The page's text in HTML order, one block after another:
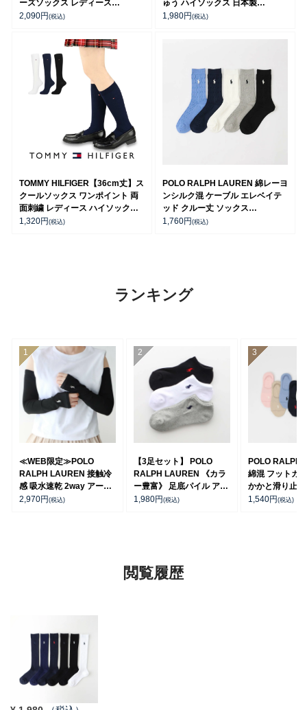
ーズソックス レディース
03217442
2,090円(税込)
ゅう ハイソックス 日本製
04813711
1,980円(税込)
TOMMY HILFIGER【36cm丈】ス
クールソックス ワンポイント 両
面刺繍 レディース ハイソックス
【365日最短翌日発送】
1,320円(税込)
POLO RALPH LAUREN 綿レーヨ
ンシルク混 ケーブル エレベイテ
ッド クルー丈 ソックス
03207265
1,760円(税込)
ランキング
≪WEB限定≫POLO
RALPH LAUREN 接触冷
感 吸水速乾 2way アーム
カバー ＆ レッグウォーマ
2,970円 (税込)
【3足セット】 POLO
RALPH LAUREN 《カラ
ー豊富》 足底パイル アー
チサポート ワンポイント
1,980円(税込)
POLO RALPH
綿混 フットカ
かかと滑り止
ーソックス レ
1,540円(税込)
閲覧履歴